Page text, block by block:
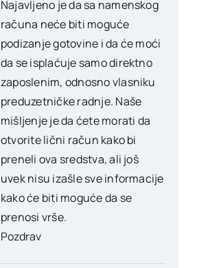
Najavljeno je da sa namenskog
računa neće biti moguće
podizanje gotovine i da će moći
da se isplaćuje samo direktno
zaposlenim, odnosno vlasniku
preduzetničke radnje. Naše
mišljenje je da ćete morati da
otvorite lični račun kako bi
preneli ova sredstva, ali još
uvek nisu izašle sve informacije
kako će biti moguće da se
prenosi vrše.
Pozdrav